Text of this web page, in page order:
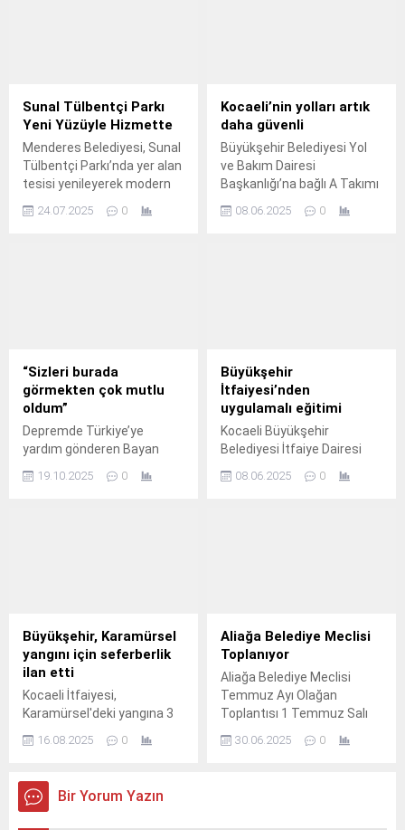
Sunal Tülbentçi Parkı
Yeni Yüzüyle Hizmette
Menderes Belediyesi, Sunal
Tülbentçi Parkı’nda yer alan
tesisi yenileyerek modern
24.07.2025 0
Kocaeli’nin yolları artık
daha güvenli
Büyükşehir Belediyesi Yol
ve Bakım Dairesi
Başkanlığı’na bağlı A Takımı
genelinde ulaşım güvenliğini
08.06.2025 0
“Sizleri burada
görmekten çok mutlu
oldum”
Depremde Türkiye’ye
yardım gönderen Bayan
burada görmekten çok
19.10.2025 0
Büyükşehir
İtfaiyesi’nden
uygulamalı eğitimi
Kocaeli Büyükşehir
Belediyesi İtfaiye Dairesi
afetlere karşı vatandaşların
08.06.2025 0
Büyükşehir, Karamürsel
yangını için seferberlik
ilan etti
Kocaeli İtfaiyesi,
Karamürsel'deki yangına 3
ve 187 personelle müdahale
Mutfağı bölgede ekiplerin
yemek ihtiyaçlarını karşıladı.
16.08.2025 0
Aliağa Belediye Meclisi
Toplanıyor
Aliağa Belediye Meclisi
Temmuz Ayı Olağan
Toplantısı 1 Temmuz Salı
30.06.2025 0
Bir Yorum Yazın